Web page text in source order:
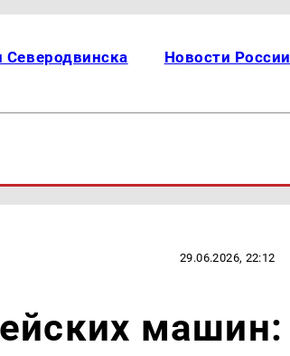
Северодвинска Новости России
29.06.2026, 22:12
машин: